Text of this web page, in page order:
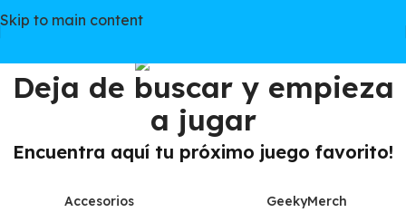
Skip to main content
Deja de buscar y empieza
a jugar
Encuentra aquí tu próximo juego favorito!
Accesorios GeekyMerch